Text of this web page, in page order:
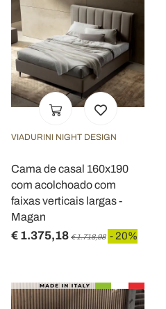
VIADURINI NIGHT DESIGN
Cama de casal 160x190
com acolchoado com
faixas verticais largas -
Magan
€ 1.375,18 € 1.718,98 - 20%